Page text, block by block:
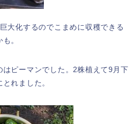
大化するのでこまめに収穫できる
。
はピーマンでした。2株植えて9月下
れました。